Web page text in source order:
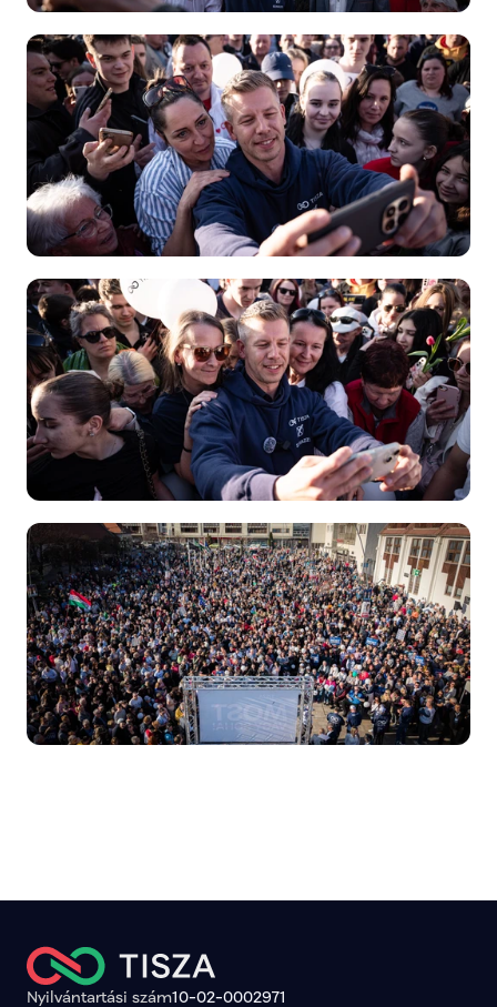
Nyilvántartási szám10-02-0002971